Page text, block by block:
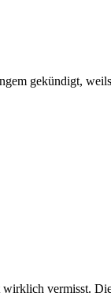
gekündigt,
wirklich vermisst.